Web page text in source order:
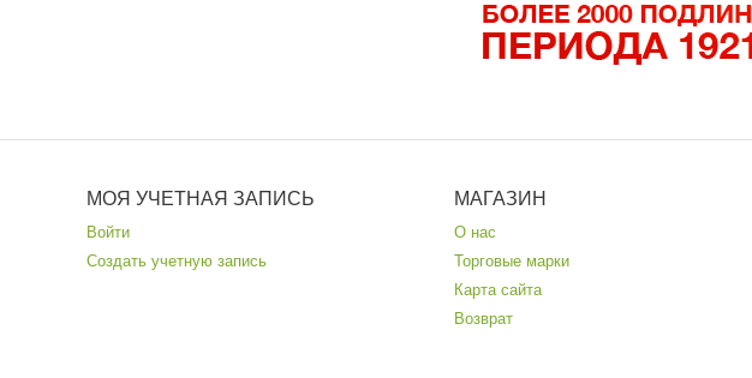
МОЯ УЧЕТНАЯ ЗАПИСЬ
Войти
Создать учетную запись
МАГАЗИН
О нас
Торговые марки
Карта сайта
Возврат